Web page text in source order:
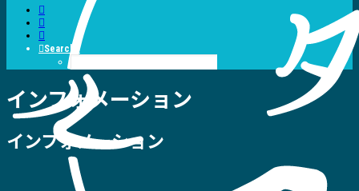
Search
インフォメーション
インフォメーション